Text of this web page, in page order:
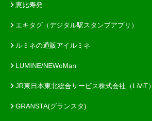
恵比寿発
エキタグ（デジタル駅スタンプアプリ）
ルミネの通販アイルミネ
LUMINE/NEWoMan
JR東日本東北総合サービス株式会社（LiViT）
GRANSTA(グランスタ)